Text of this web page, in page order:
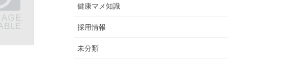
健康マメ知識
採用情報
未分類